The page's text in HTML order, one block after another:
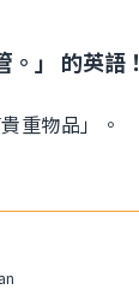
」 的英語！
重物品」。